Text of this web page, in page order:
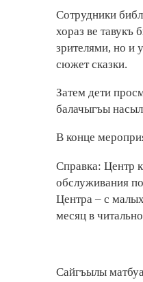
Сотрудники
хораз ве тавукъ
зрителями, но и
сюжет сказки.
Затем дети
балачыгъы
В конце
Справка: Центр
обслуживания
Центра – с
месяц в
Сайгъылы